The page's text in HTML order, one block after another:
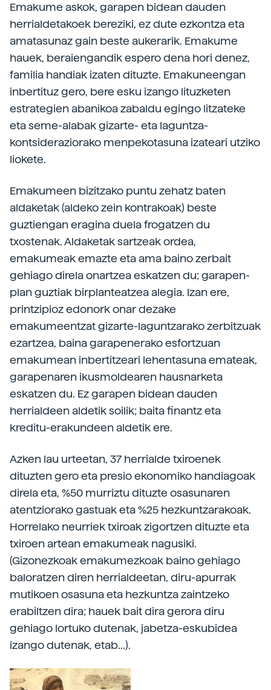
Emakume askok, garapen bidean dauden
herrialdetakoek bereziki, ez dute ezkontza eta
amatasunaz gain beste aukerarik. Emakume
hauek, beraiengandik espero dena hori denez,
familia handiak izaten dituzte. Emakuneengan
inbertituz gero, bere esku izango lituzketen
estrategien abanikoa zabaldu egingo litzateke
eta seme-alabak gizarte- eta laguntza-
kontsideraziorako menpekotasuna izateari utziko
liokete.
Emakumeen bizitzako puntu zehatz baten
aldaketak (aldeko zein kontrakoak) beste
guztiengan eragina duela frogatzen du
txostenak. Aldaketak sartzeak ordea,
emakumeak emazte eta ama baino zerbait
gehiago direla onartzea eskatzen du; garapen-
plan guztiak birplanteatzea alegia. Izan ere,
printzipioz edonork onar dezake
emakumeentzat gizarte-laguntzarako zerbitzuak
ezartzea, baina garapenerako esfortzuan
emakumean inbertitzeari lehentasuna emateak,
garapenaren ikusmoldearen hausnarketa
eskatzen du. Ez garapen bidean dauden
herrialdeen aldetik soilik; baita finantz eta
kreditu-erakundeen aldetik ere.
Azken lau urteetan, 37 herrialde txiroenek
dituzten gero eta presio ekonomiko handiagoak
direla eta, %50 murriztu dituzte osasunaren
atentziorako gastuak eta %25 hezkuntzarakoak.
Horrelako neurriek txiroak zigortzen dituzte eta
txiroen artean emakumeak nagusiki.
(Gizonezkoak emakumezkoak baino gehiago
baloratzen diren herrialdeetan, diru-apurrak
mutikoen osasuna eta hezkuntza zaintzeko
erabiltzen dira; hauek bait dira gerora diru
gehiago lortuko dutenak, jabetza-eskubidea
izango dutenak, etab...).